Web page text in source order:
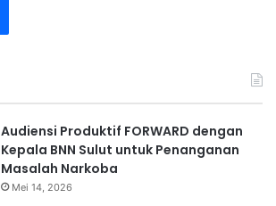
Audiensi Produktif FORWARD dengan
Kepala BNN Sulut untuk Penanganan
Masalah Narkoba
Mei 14, 2026